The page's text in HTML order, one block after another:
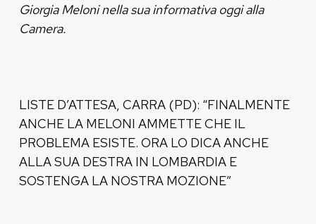
Giorgia Meloni nella sua informativa oggi alla
Camera.
LISTE D’ATTESA, CARRA (PD): “FINALMENTE
ANCHE LA MELONI AMMETTE CHE IL
PROBLEMA ESISTE. ORA LO DICA ANCHE
ALLA SUA DESTRA IN LOMBARDIA E
SOSTENGA LA NOSTRA MOZIONE”